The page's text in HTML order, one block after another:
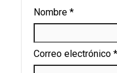
Nombre *
Correo electrónico *